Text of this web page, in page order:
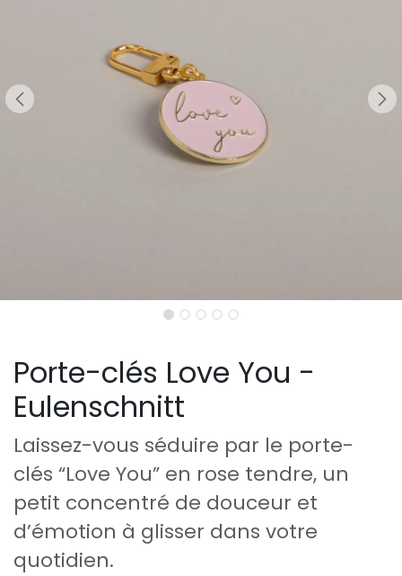
Porte-clés Love You -
Eulenschnitt
Laissez-vous séduire par le porte-
clés “Love You” en rose tendre, un
petit concentré de douceur et
d’émotion à glisser dans votre
quotidien.